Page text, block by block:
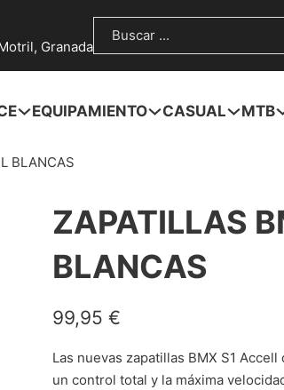
GranadaBuscar
EQUIPAMIENTO CASUAL MTB
BLANCAS
ZAPATILLAS
BLANCAS
99,95 €
Las nuevas zapatillas BMX S1
un control total y la máxima